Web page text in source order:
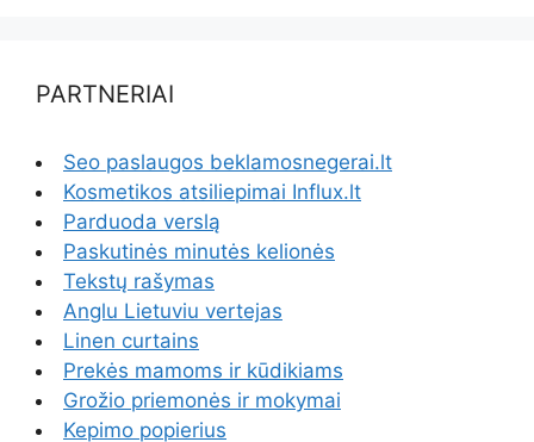
PARTNERIAI
Seo paslaugos beklamosnegerai.lt
Kosmetikos atsiliepimai Influx.lt
Parduoda verslą
Paskutinės minutės kelionės
Tekstų rašymas
Anglu Lietuviu vertejas
Linen curtains
Prekės mamoms ir kūdikiams
Grožio priemonės ir mokymai
Kepimo popierius